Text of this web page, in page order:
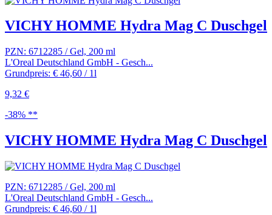
VICHY HOMME Hydra Mag C Duschgel
PZN: 6712285 / Gel, 200 ml
L'Oreal Deutschland GmbH - Gesch...
Grundpreis: € 46,60 / 1l
9,32 €
-38% **
VICHY HOMME Hydra Mag C Duschgel
PZN: 6712285 / Gel, 200 ml
L'Oreal Deutschland GmbH - Gesch...
Grundpreis: € 46,60 / 1l